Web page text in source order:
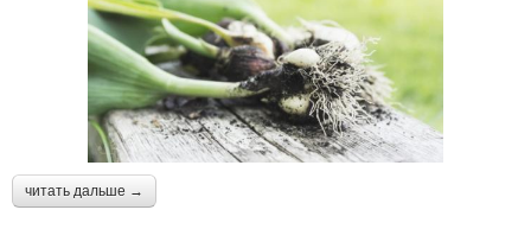
читать дальше →